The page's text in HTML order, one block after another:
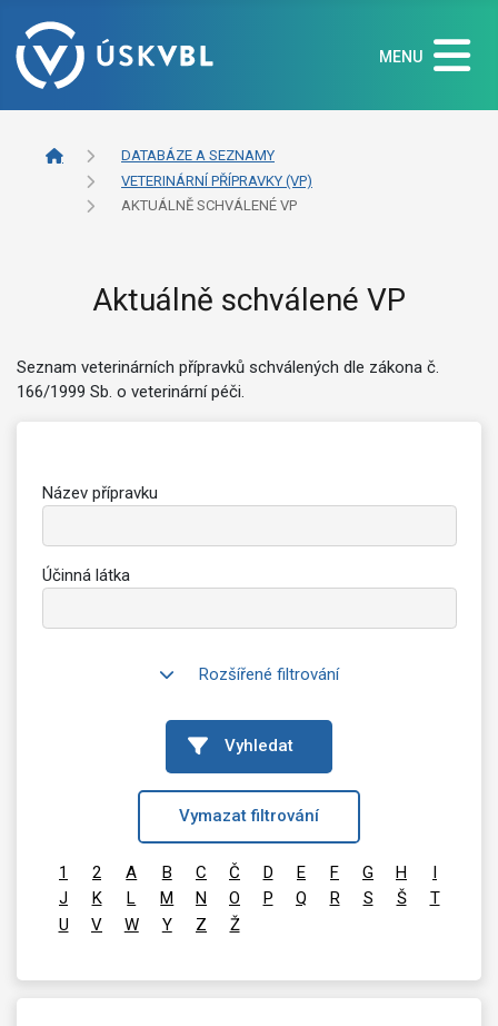
MENU
DATABÁZE A SEZNAMY
VETERINÁRNÍ PŘÍPRAVKY (VP)
AKTUÁLNĚ SCHVÁLENÉ VP
Aktuálně schválené VP
Seznam veterinárních přípravků schválených dle zákona č.
166/1999 Sb. o veterinární péči.
Název přípravku
Účinná látka
Rozšířené filtrování
Vyhledat
Vymazat filtrování
1 2 A B C Č D E F G H
I
J
K L M N O P Q R S Š
T
U
V W Y Z Ž